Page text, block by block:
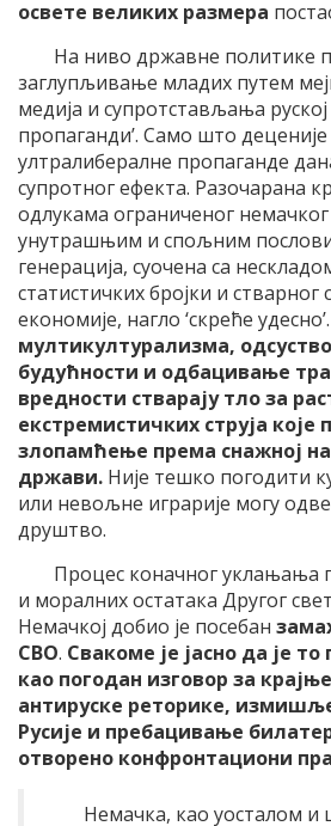
освете великих размера
На ниво државне политике
заглупљивање младих путем
медија и супротстављања руској
пропаганди’. Само што
ултралибералне пропаганде
супротног ефекта. Разочарана
одлукама ограниченог
унутрашњим и спољним
генерација, суочена са
статистичких бројки и
економије, нагло ‘скреће удесно’.
мултикултурализма,
будућности и одбацивање
вредности стварају тло за
екстремистичких струја које
злопамћење према снажној
држави. Није тешко погодити
или невољне играрије могу
друштво.
Процес коначног уклањања
и моралних остатака Другог
Немачкој добио је посебан
СВО. Свакоме је јасно да је
као погодан изговор за
антируске реторике,
Русије и пребацивање
отворено конфронтациони
Немачка, као уосталом и